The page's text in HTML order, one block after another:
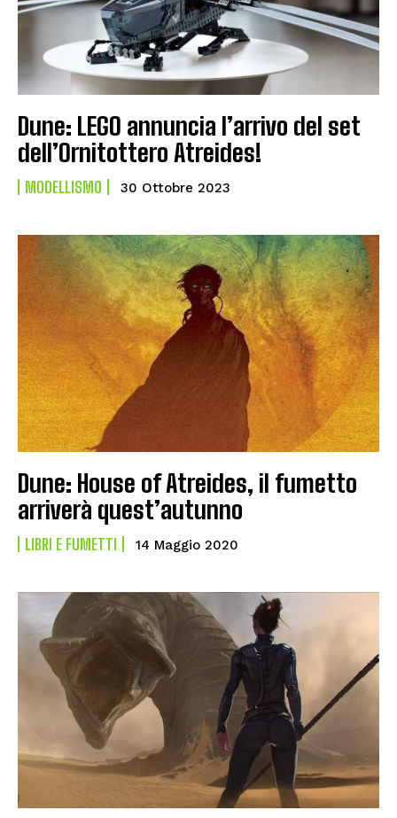
Dune: LEGO annuncia l’arrivo del set
dell’Ornitottero Atreides!
MODELLISMO 30 Ottobre 2023
Dune: House of Atreides, il fumetto
arriverà quest’autunno
LIBRI E FUMETTI 14 Maggio 2020